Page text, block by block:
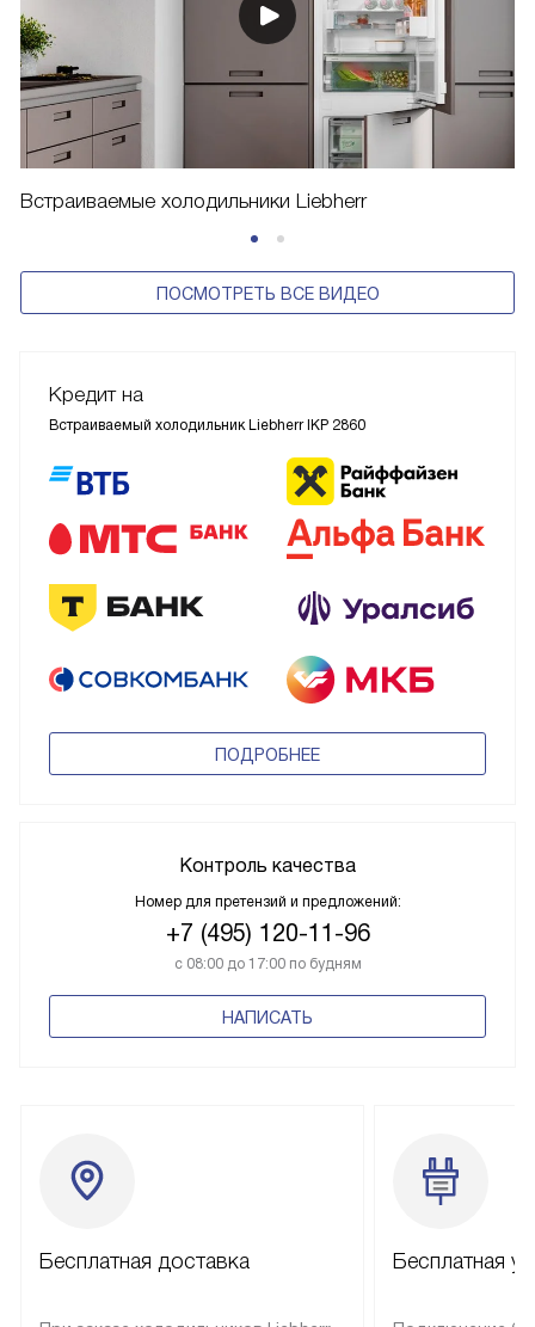
Встраиваемые холодильники Liebherr
ПОСМОТРЕТЬ ВСЕ ВИДЕО
Кредит на
Встраиваемый холодильник Liebherr IKP 2860
ПОДРОБНЕЕ
Контроль качества
Номер для претензий и предложений:
+7 (495) 120-11-96
с 08:00 до 17:00 по будням
НАПИСАТЬ
Бесплатная доставка Бесплатная